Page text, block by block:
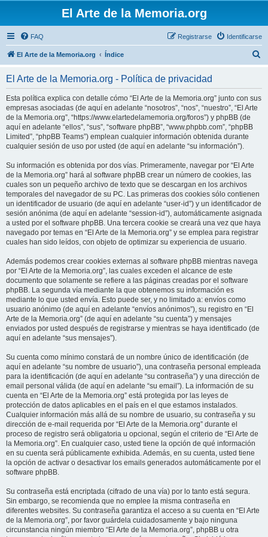
El Arte de la Memoria.org
FAQ Identificarse
Registrarse
El Arte de la Memoria.org Índice
El Arte de la Memoria.org - Política de privacidad
Esta política explica con detalle cómo “El Arte de la Memoria.org” junto con sus
empresas asociadas (de aquí en adelante “nosotros”, “nos”, “nuestro”, “El Arte
de la Memoria.org”, “https://www.elartedelamemoria.org/foros”) y phpBB (de
aquí en adelante “ellos”, “sus”, “software phpBB”, “www.phpbb.com”, “phpBB
Limited”, “phpBB Teams”) emplean cualquier información obtenida durante
cualquier sesión de uso por usted (de aquí en adelante “su información”).
Su información es obtenida por dos vías. Primeramente, navegar por “El Arte
de la Memoria.org” hará al software phpBB crear un número de cookies, las
cuales son un pequeño archivo de texto que se descargan en los archivos
temporales del navegador de su PC. Las primeras dos cookies sólo contienen
un identificador de usuario (de aquí en adelante “user-id”) y un identificador de
sesión anónima (de aquí en adelante “session-id”), automáticamente asignada
a usted por el software phpBB. Una tercera cookie se creará una vez que haya
navegado por temas en “El Arte de la Memoria.org” y se emplea para registrar
cuales han sido leídos, con objeto de optimizar su experiencia de usuario.
Además podemos crear cookies externas al software phpBB mientras navega
por “El Arte de la Memoria.org”, las cuales exceden el alcance de este
documento que solamente se refiere a las páginas creadas por el software
phpBB. La segunda vía mediante la que obtenemos su información es
mediante lo que usted envía. Esto puede ser, y no limitado a: envíos como
usuario anónimo (de aquí en adelante “envíos anónimos”), su registro en “El
Arte de la Memoria.org” (de aquí en adelante “su cuenta”) y mensajes
enviados por usted después de registrarse y mientras se haya identificado (de
aquí en adelante “sus mensajes”).
Su cuenta como mínimo constará de un nombre único de identificación (de
aquí en adelante “su nombre de usuario”), una contraseña personal empleada
para la identificación (de aquí en adelante “su contraseña”) y una dirección de
email personal válida (de aquí en adelante “su email”). La información de su
cuenta en “El Arte de la Memoria.org” está protegida por las leyes de
protección de datos aplicables en el país en el que estamos instalados.
Cualquier información más allá de su nombre de usuario, su contraseña y su
dirección de e-mail requerida por “El Arte de la Memoria.org” durante el
proceso de registro será obligatoria u opcional, según el criterio de “El Arte de
la Memoria.org”. En cualquier caso, usted tiene la opción de qué información
en su cuenta será públicamente exhibida. Además, en su cuenta, usted tiene
la opción de activar o desactivar los emails generados automáticamente por el
software phpBB.
Su contraseña está encriptada (cifrado de una vía) por lo tanto está segura.
Sin embargo, se recomienda que no emplee la misma contraseña en
diferentes websites. Su contraseña garantiza el acceso a su cuenta en “El Arte
de la Memoria.org”, por favor guárdela cuidadosamente y bajo ninguna
circunstancia ningún miembro “El Arte de la Memoria.org”, phpBB u otra